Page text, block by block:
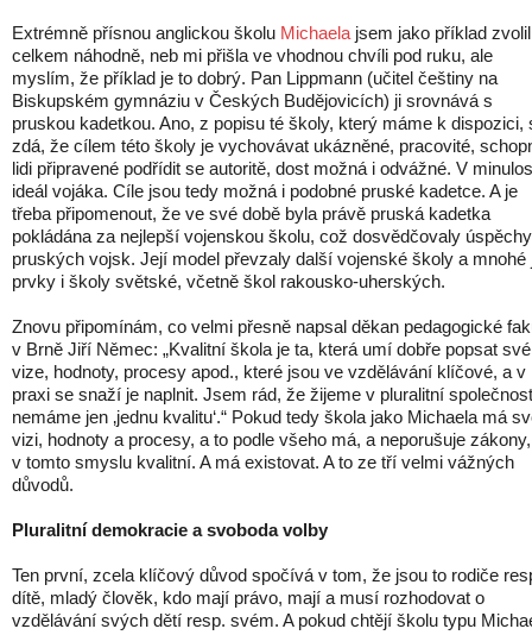
Extrémně přísnou anglickou školu Michaela jsem jako příklad zvolil
celkem náhodně, neb mi přišla ve vhodnou chvíli pod ruku, ale
myslím, že příklad je to dobrý. Pan Lippmann (učitel češtiny na
Biskupském gymnáziu v Českých Budějovicích) ji srovnává s
pruskou kadetkou. Ano, z popisu té školy, který máme k dispozici,
zdá, že cílem této školy je vychovávat ukázněné, pracovité,
lidi připravené podřídit se autoritě, dost možná i odvážné. V
ideál vojáka. Cíle jsou tedy možná i podobné pruské kadetce. A je
třeba připomenout, že ve své době byla právě pruská kadetka
pokládána za nejlepší vojenskou školu, což dosvědčovaly úspěchy
pruských vojsk. Její model převzaly další vojenské školy a mnohé
prvky i školy světské, včetně škol rakousko-uherských.
Znovu připomínám, co velmi přesně napsal děkan pedagogické
v Brně Jiří Němec: „Kvalitní škola je ta, která umí dobře popsat své
vize, hodnoty, procesy apod., které jsou ve vzdělávání klíčové, a v
praxi se snaží je naplnit. Jsem rád, že žijeme v pluralitní
nemáme jen ‚jednu kvalitu‘.“ Pokud tedy škola jako Michaela má
vizi, hodnoty a procesy, a to podle všeho má, a neporušuje
v tomto smyslu kvalitní. A má existovat. A to ze tří velmi vážných
důvodů.
Pluralitní demokracie a svoboda volby
Ten první, zcela klíčový důvod spočívá v tom, že jsou to rodiče
dítě, mladý člověk, kdo mají právo, mají a musí rozhodovat o
vzdělávání svých dětí resp. svém. A pokud chtějí školu typu